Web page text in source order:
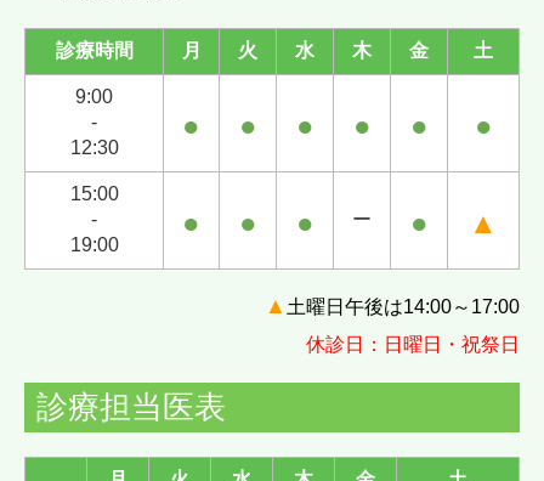
診療時間 月 火 水 木 金 土
9:00
-
12:30
● ● ● ● ● ●
15:00
-
19:00
● ● ● ー ● ▲
▲ 土曜日午後は14:00～17:00
休診日：日曜日・祝祭日
診療担当医表